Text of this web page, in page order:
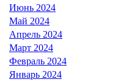
Июнь 2024
Май 2024
Апрель 2024
Март 2024
Февраль 2024
Январь 2024